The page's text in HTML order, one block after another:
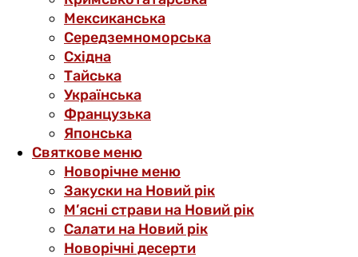
Мексиканська
Середземноморська
Східна
Тайська
Українська
Французька
Японська
Святкове меню
Новорічне меню
Закуски на Новий рік
М’ясні страви на Новий рік
Салати на Новий рік
Новорічні десерти